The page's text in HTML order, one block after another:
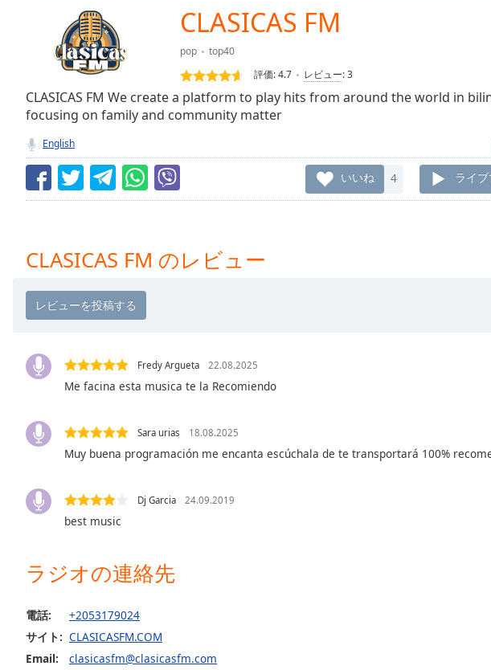
TypeLIVE
Seek to
currently
behind
LIVE
Remaining
Time-
Playback
Chapters
Descriptions
off,
selected
subtitles
settings,
settings
subtitles
selected
CLASICAS FM
pop
top40
評価:4.7 レビュー:3
CLASICAS FM We create a platform to play hits from around the world in
focusing on family and community matter
English
いいね 4 ライブ
CLASICAS FM のレビュー
Fredy Argueta 22.08.2025
Me facina esta musica te la Recomiendo
Sara urias 18.08.2025
Muy buena programación me encanta escúchala de te transportará 100%
Dj Garcia 24.09.2019
best music
ラジオの連絡先
電話:
+2053179024
サイト: CLASICASFM.COM
Email:
clasicasfm@clasicasfm.com